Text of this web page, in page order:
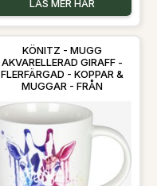
LÄS MER HÄR
KÖNITZ - MUGG
AKVARELLERAD GIRAFF -
FLERFÄRGAD - KOPPAR &
MUGGAR - FRÅN